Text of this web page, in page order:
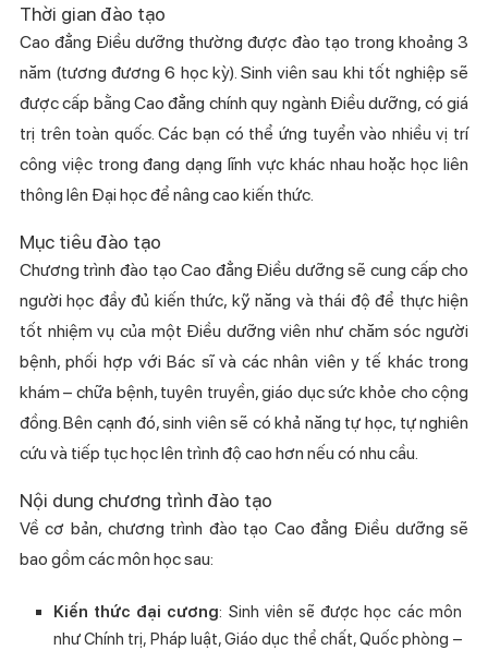
Thời gian đào tạo
Cao đẳng Điều dưỡng thường được đào tạo trong khoảng 3
năm (tương đương 6 học kỳ). Sinh viên sau khi tốt nghiệp sẽ
được cấp bằng Cao đẳng chính quy ngành Điều dưỡng, có giá
trị trên toàn quốc. Các bạn có thể ứng tuyển vào nhiều vị trí
công việc trong đang dạng lĩnh vực khác nhau hoặc học liên
thông lên Đại học để nâng cao kiến thức.
Mục tiêu đào tạo
Chương trình đào tạo Cao đẳng Điều dưỡng sẽ cung cấp cho
người học đầy đủ kiến thức, kỹ năng và thái độ để thực hiện
tốt nhiệm vụ của một Điều dưỡng viên như chăm sóc người
bệnh, phối hợp với Bác sĩ và các nhân viên y tế khác trong
khám – chữa bệnh, tuyên truyền, giáo dục sức khỏe cho cộng
đồng. Bên cạnh đó, sinh viên sẽ có khả năng tự học, tự nghiên
cứu và tiếp tục học lên trình độ cao hơn nếu có nhu cầu.
Nội dung chương trình đào tạo
Về cơ bản, chương trình đào tạo Cao đẳng Điều dưỡng sẽ
bao gồm các môn học sau:
Kiến thức đại cương: Sinh viên sẽ được học các môn
như Chính trị, Pháp luật, Giáo dục thể chất, Quốc phòng –